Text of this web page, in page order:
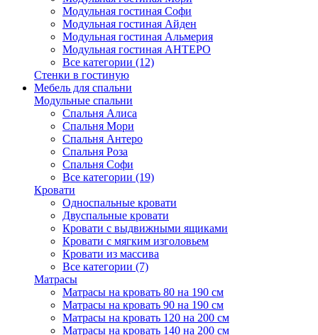
Модульная гостиная Софи
Модульная гостиная Айден
Модульная гостиная Альмерия
Модульная гостиная АНТЕРО
Все категории (12)
Стенки в гостиную
Мебель для спальни
Модульные спальни
Спальня Алиса
Спальня Мори
Спальня Антеро
Спальня Роза
Спальня Софи
Все категории (19)
Кровати
Односпальные кровати
Двуспальные кровати
Кровати с выдвижными ящиками
Кровати с мягким изголовьем
Кровати из массива
Все категории (7)
Матрасы
Матрасы на кровать 80 на 190 см
Матрасы на кровать 90 на 190 см
Матрасы на кровать 120 на 200 см
Матрасы на кровать 140 на 200 см